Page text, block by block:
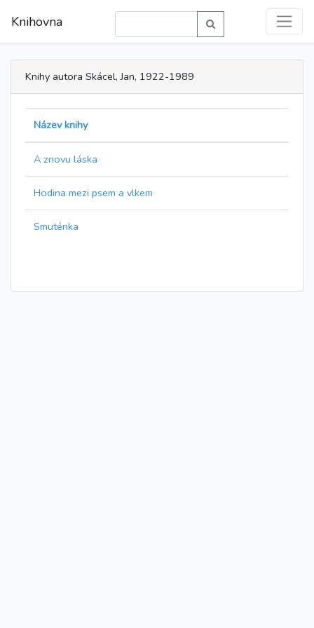
Knihovna
Knihy autora Skácel, Jan, 1922-1989
Název knihy
A znovu láska
Hodina mezi psem a vlkem
Smuténka